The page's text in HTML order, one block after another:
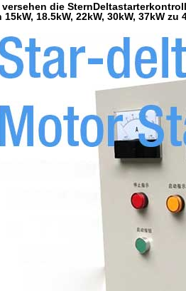
versehen die
15kW, 18.5kW, 22kW, 30kW, 37kW